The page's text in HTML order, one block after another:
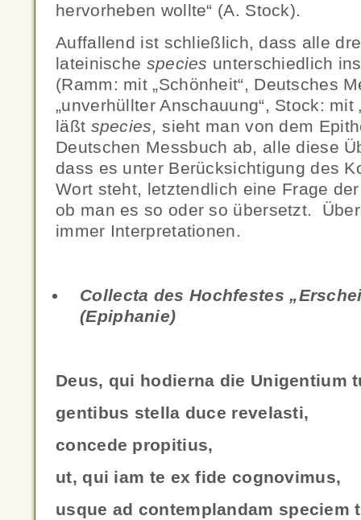
hervorheben wollte“ (A. Stock).
Auffallend ist schließlich, dass alle
lateinische species unterschiedlich
(Ramm: mit „Schönheit“, Deutsches
„unverhüllter Anschauung“, Stock: mit
läßt species, sieht man von dem
Deutschen Messbuch ab, alle diese
dass es unter Berücksichtigung des
Wort steht, letztendlich eine Frage
ob man es so oder so übersetzt.
immer Interpretationen.
Collecta des Hochfestes
(Epiphanie)
Deus, qui hodierna die Unigentium
gentibus stella duce revelasti,
concede propitius,
ut, qui iam te ex fide cognovimus,
usque ad contemplandam speciem